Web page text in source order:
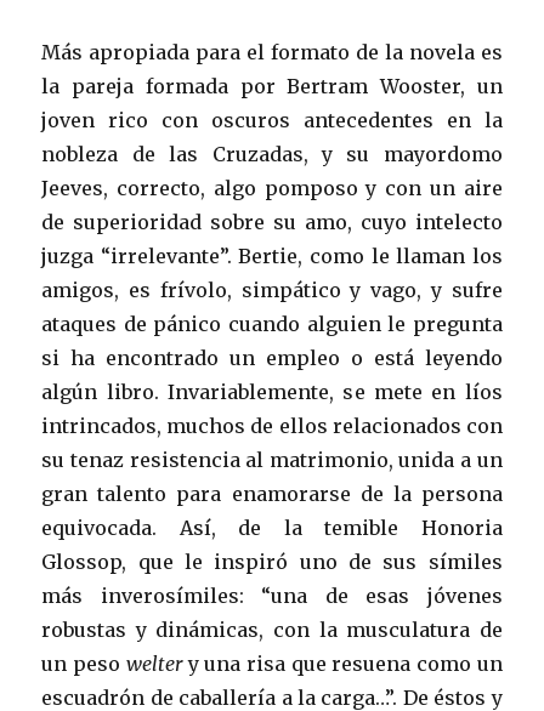
Más apropiada para el formato de la novela es
la pareja formada por Bertram Wooster, un
joven rico con oscuros antecedentes en la
nobleza de las Cruzadas, y su mayordomo
Jeeves, correcto, algo pomposo y con un aire
de superioridad sobre su amo, cuyo intelecto
juzga “irrelevante”. Bertie, como le llaman los
amigos, es frívolo, simpático y vago, y sufre
ataques de pánico cuando alguien le pregunta
si ha encontrado un empleo o está leyendo
algún libro. Invariablemente, se mete en líos
intrincados, muchos de ellos relacionados con
su tenaz resistencia al matrimonio, unida a un
gran talento para enamorarse de la persona
equivocada. Así, de la temible Honoria
Glossop, que le inspiró uno de sus símiles
más inverosímiles: “una de esas jóvenes
robustas y dinámicas, con la musculatura de
un peso weltery una risa que resuena como un
escuadrón de caballería a la carga…”. De éstos y